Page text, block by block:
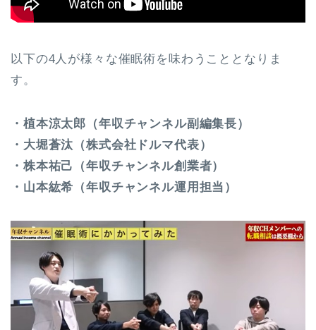
以下の4人が様々な催眠術を味わうこととなりま
す。
・植本涼太郎（年収チャンネル副編集長）
・大堀蒼汰（株式会社ドルマ代表）
・株本祐己（年収チャンネル創業者）
・山本紘希（年収チャンネル運用担当）